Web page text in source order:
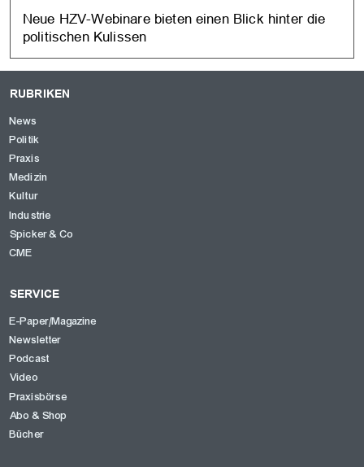
Neue HZV-Webinare bieten einen Blick hinter die
politischen Kulissen
RUBRIKEN
News
Politik
Praxis
Medizin
Kultur
Industrie
Spicker & Co
CME
SERVICE
E-Paper/Magazine
Newsletter
Podcast
Video
Praxisbörse
Abo & Shop
Bücher